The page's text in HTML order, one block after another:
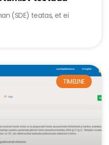
(SDE) teatas, et ei
TIMELINE